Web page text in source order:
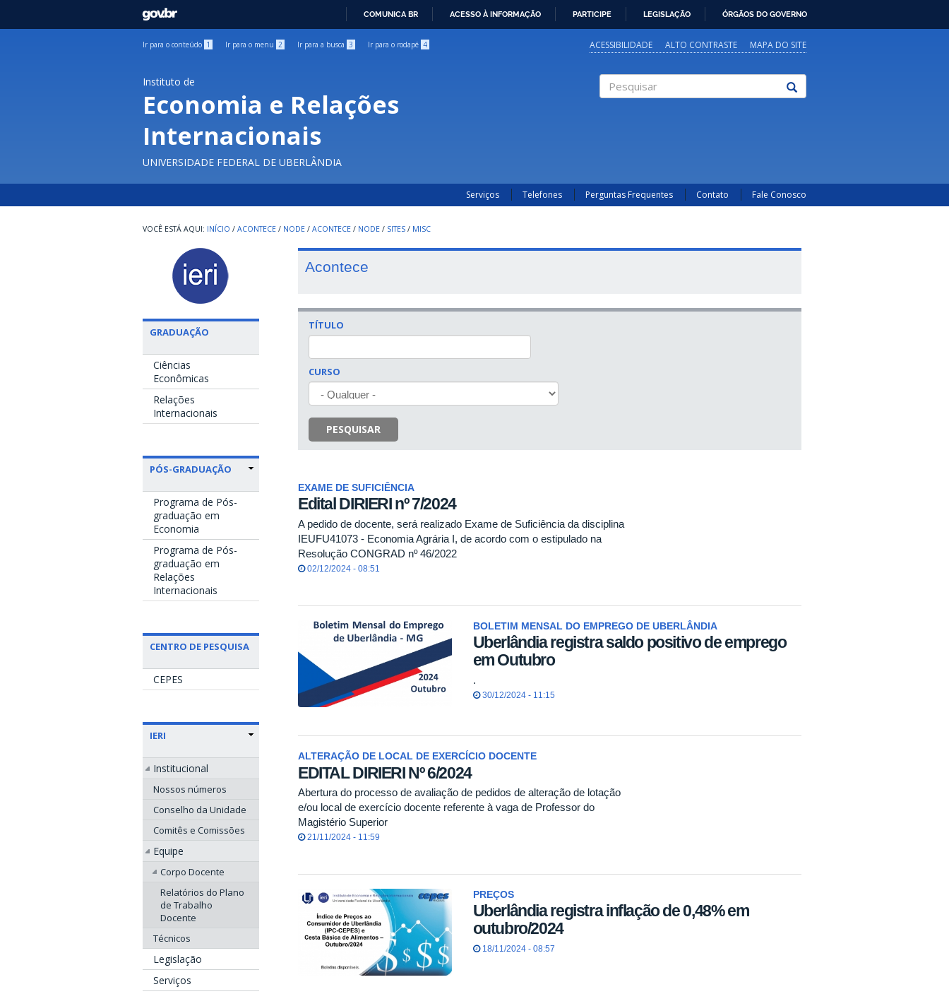
GOVBR
COMUNICA BR ACESSO À INFORMAÇÃO PARTICIPE LEGISLAÇÃO ÓRGÃOS DO GOVERNO
Ir para o conteúdo 1 Ir para o menu 2 Ir para a busca 3 Ir para o rodapé 4 ACESSIBILIDADE ALTO CONTRASTE MAPA DO SITE
Instituto de
Economia e Relações
Internacionais
UNIVERSIDADE FEDERAL DE UBERLÂNDIA
Serviços Telefones Perguntas Frequentes Contato Fale Conosco
INÍCIO / ACONTECE / NODE / ACONTECE / NODE / SITES / MISC
GRADUAÇÃO
Ciências
Econômicas
Relações
Internacionais
PÓS-GRADUAÇÃO
Programa de Pós-
graduação em
Economia
Programa de Pós-
graduação em
Relações
Internacionais
CENTRO DE PESQUISA
CEPES
IERI
Institucional
Nossos números
Conselho da Unidade
Comitês e Comissões
Equipe
Corpo Docente
Relatórios do Plano
de Trabalho
Docente
Técnicos
Legislação
Serviços
Acontece
TÍTULO
CURSO
PESQUISAR
EXAME DE SUFICIÊNCIA
Edital DIRIERI nº 7/2024
A pedido de docente, será realizado Exame de Suficiência da disciplina
IEUFU41073 - Economia Agrária I, de acordo com o estipulado na
Resolução CONGRAD nº 46/2022
02/12/2024 - 08:51
BOLETIM MENSAL DO EMPREGO DE UBERLÂNDIA
Uberlândia registra saldo positivo de emprego
em Outubro
.
30/12/2024 - 11:15
ALTERAÇÃO DE LOCAL DE EXERCÍCIO DOCENTE
EDITAL DIRIERI Nº 6/2024
Abertura do processo de avaliação de pedidos de alteração de lotação
e/ou local de exercício docente referente à vaga de Professor do
Magistério Superior
21/11/2024 - 11:59
PREÇOS
Uberlândia registra inflação de 0,48% em
outubro/2024
18/11/2024 - 08:57